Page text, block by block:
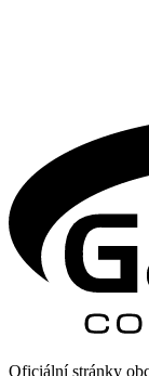
Oficiální stránky